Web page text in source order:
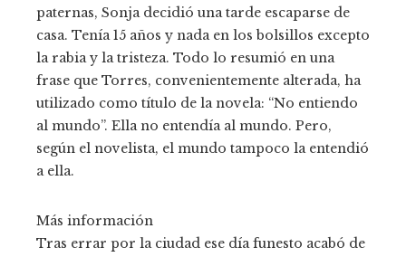
paternas, Sonja decidió una tarde escaparse de
casa. Tenía 15 años y nada en los bolsillos excepto
la rabia y la tristeza. Todo lo resumió en una
frase que Torres, convenientemente alterada, ha
utilizado como título de la novela: “No entiendo
al mundo”. Ella no entendía al mundo. Pero,
según el novelista, el mundo tampoco la entendió
a ella.
Más información
Tras errar por la ciudad ese día funesto acabó de